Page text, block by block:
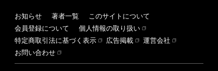
お知らせ 著者一覧
このサイトについて
会員登録について
個人情報の取り扱い
特定商取引法に基づく表示
広告掲載
運営会社
お問い合わせ